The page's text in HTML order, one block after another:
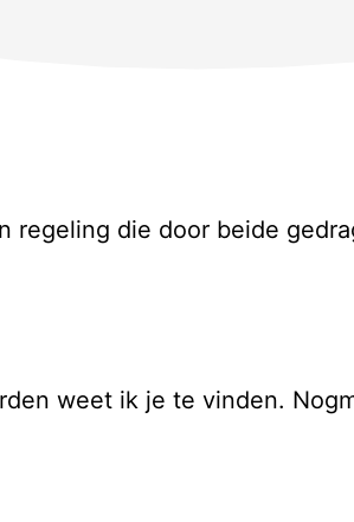
regeling die door beide
weet ik je te vinden.